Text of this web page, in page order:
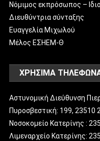
Νόμιμος εκπρόσωπος –
Διευθύντρια σύνταξης
Ευαγγελία Μιχωλού
Μέλος ΕΣΗΕΜ-Θ
ΧΡΗΣΙΜΑ
Αστυνομική Διεύθυνση
Πυροσβεστική: 199, 23510
Νοσοκομείο Κατερίνης :
Λιμεναρχείο Κατερίνης: